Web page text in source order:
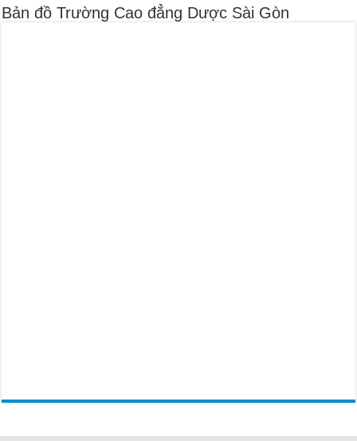
Bản đồ Trường Cao đẳng Dược Sài Gòn